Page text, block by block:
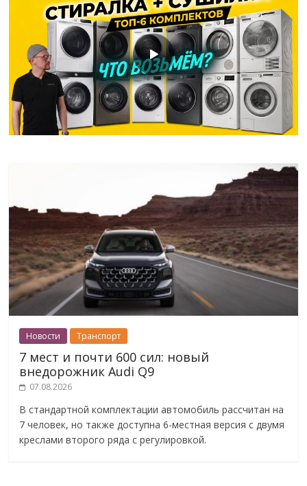
Новости Транспорт
7 мест и почти 600 сил: новый
внедорожник Audi Q9
07.08.2026
В стандартной комплектации автомобиль рассчитан на
7 человек, но также доступна 6-местная версия с двумя
креслами второго ряда с регулировкой.